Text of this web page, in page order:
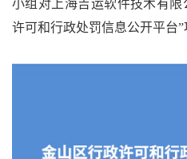
小组对上海吉运软件技术有
许可和行政处罚信息公开平台”